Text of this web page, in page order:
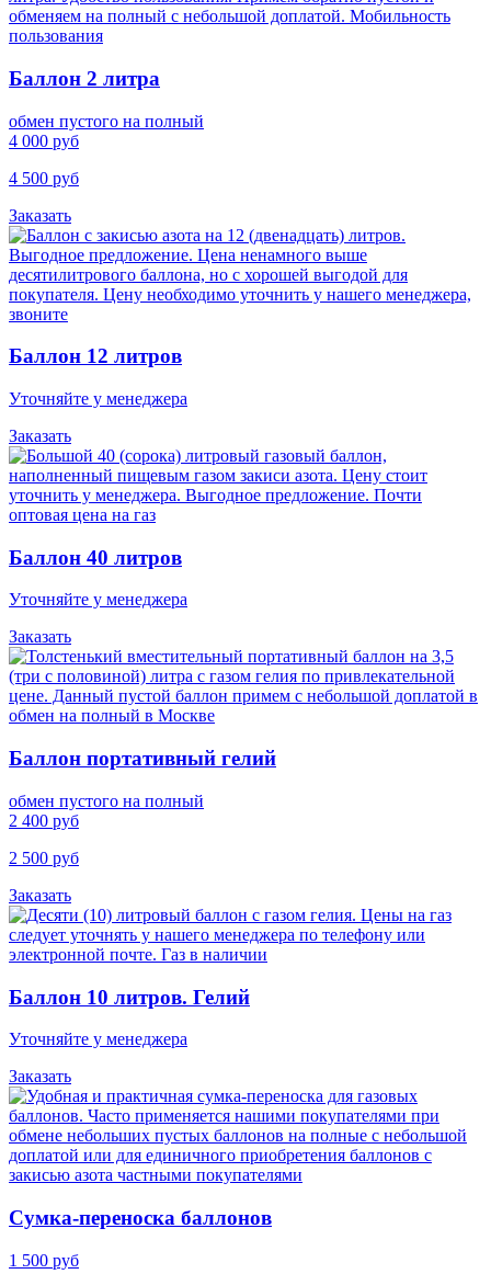
Баллон 2 литра
обмен пустого на полный
4 000 руб
4 500 руб
Заказать
Баллон 12 литров
Уточняйте у менеджера
Заказать
Баллон 40 литров
Уточняйте у менеджера
Заказать
Баллон портативный гелий
обмен пустого на полный
2 400 руб
2 500 руб
Заказать
Баллон 10 литров. Гелий
Уточняйте у менеджера
Заказать
Cумка-переноска баллонов
1 500 руб